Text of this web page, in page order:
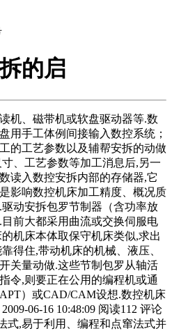
的启
、磁带机或软盘驱动器等.数
用手工体例间接输入数控系统；
的工艺参数以及辅帮安拆的动做
、工艺参数等加工消息后,另一
读入数控安拆内部的存储器,它
影响数控机床加工精度、概况质
动安拆包罗节制器（含功率放
前大都采用曲流或交换伺服电
机床本体取保守机床类似,求出
得住,带动机床的机械、液压、
关量动做.这些节制包罗从轴活
令,则要正在公用的编程机或通
）或CAD/CAM设想.数控机床
06-16 10:48:09 阅读112 评论
式,易于利用、编程和点窜法式并